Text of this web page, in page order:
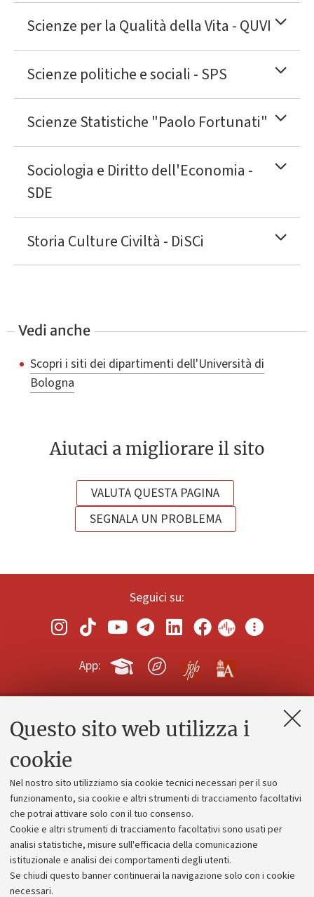
Questo sito web utilizza i
cookie
Nel nostro sito utilizziamo sia cookie tecnici necessari per il suo
funzionamento, sia cookie e altri strumenti di tracciamento facoltativi
che potrai attivare solo con il tuo consenso.
Cookie e altri strumenti di tracciamento facoltativi sono usati per
analisi statistiche, misure sull'efficacia della comunicazione
istituzionale e analisi dei comportamenti degli utenti.
Se chiudi questo banner continuerai la navigazione solo con i cookie
necessari.
Scienze per la Qualità della Vita - QUVI
Scienze politiche e sociali - SPS
Scienze Statistiche "Paolo Fortunati"
Sociologia e Diritto dell'Economia -
SDE
Storia Culture Civiltà - DiSCi
Vedi anche
Scopri i siti dei dipartimenti dell'Università di
Bologna
Aiutaci a migliorare il sito
VALUTA QUESTA PAGINA
SEGNALA UN PROBLEMA
Seguici su:
App:
Contatti e PEC
Alumni community
Piano strategico
Bilanci
Donazioni e 5x1000